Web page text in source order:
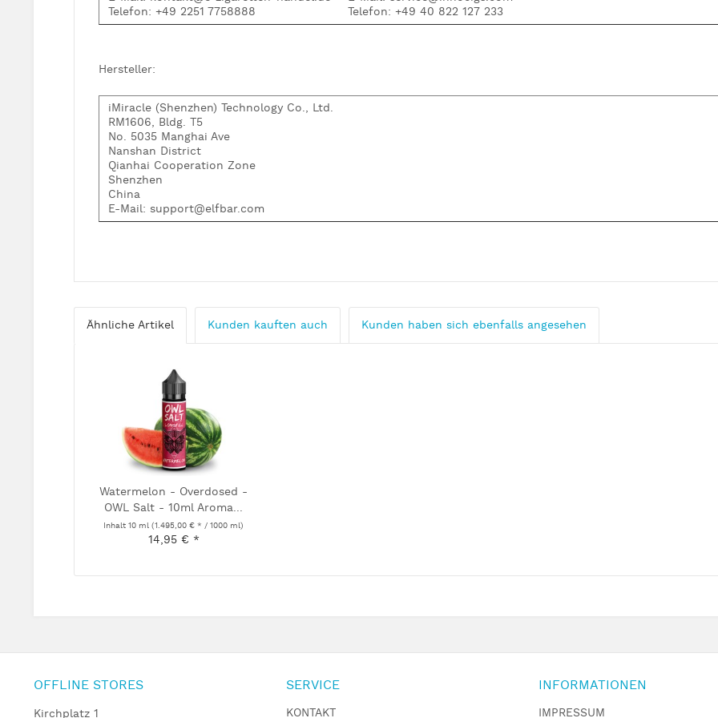
Telefon: +49 2251 7758888
Telefon: +49 40 822 127 233
Hersteller:
iMiracle (Shenzhen) Technology Co., Ltd.
RM1606, Bldg. T5
No. 5035 Manghai Ave
Nanshan District
Qianhai Cooperation Zone
Shenzhen
China
E-Mail: support@elfbar.com
Ähnliche Artikel Kunden kauften auch Kunden haben sich ebenfalls angesehen
Watermelon - Overdosed -
OWL Salt - 10ml Aroma...
Inhalt10 ml(1.495,00 € * / 1000 ml)
14,95 € *
OFFLINE STORES
Kirchplatz 1
SERVICE
KONTAKT
INFORMATIONEN
IMPRESSUM